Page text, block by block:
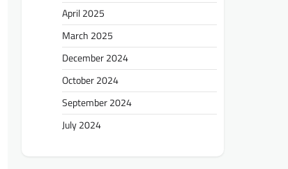
April 2025
March 2025
December 2024
October 2024
September 2024
July 2024